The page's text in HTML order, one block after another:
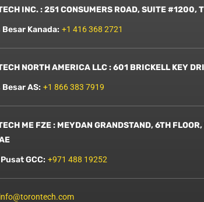
INC. : 251 CONSUMERS ROAD, SUITE #1200,
Besar Kanada: +1 416 368 2721
NORTH AMERICA LLC : 601 BRICKELL KEY
Besar AS: +1 866 383 7919
ME FZE : MEYDAN GRANDSTAND, 6TH
GCC: +971 488 19252
info@torontech.com